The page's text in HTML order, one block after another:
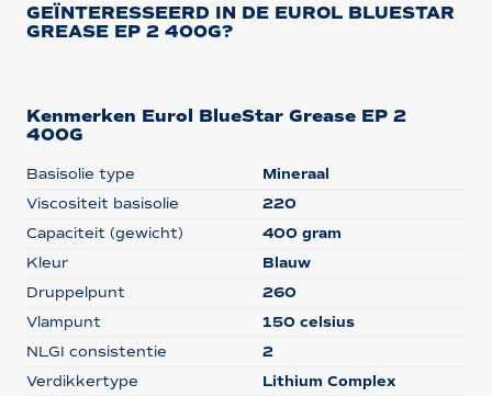
GEÏNTERESSEERD IN DE EUROL BLUESTAR
GREASE EP 2 400G?
Kenmerken Eurol BlueStar Grease EP 2
400G
Basisolie type
Mineraal
Viscositeit basisolie
220
Capaciteit (gewicht)
400 gram
Kleur
Blauw
Druppelpunt
260
Vlampunt
150 celsius
NLGI consistentie
2
Verdikkertype
Lithium Complex